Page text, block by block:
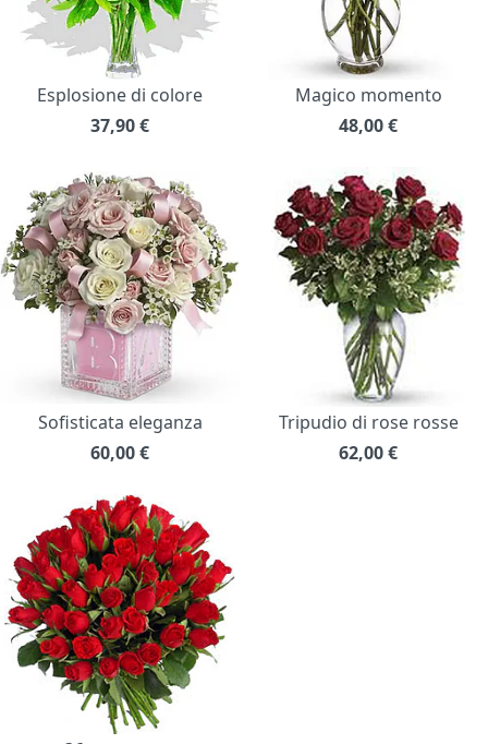
Esplosione di colore
37,90€
Magico momento
48,00€
Sofisticata eleganza
60,00€
Tripudio di rose rosse
62,00€